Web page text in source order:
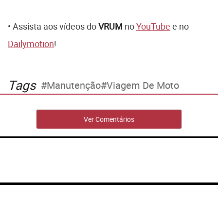
• Assista aos vídeos doVRUM noYouTube e no
Dailymotion!
Tags Manutenção Viagem De Moto
Ver Comentários